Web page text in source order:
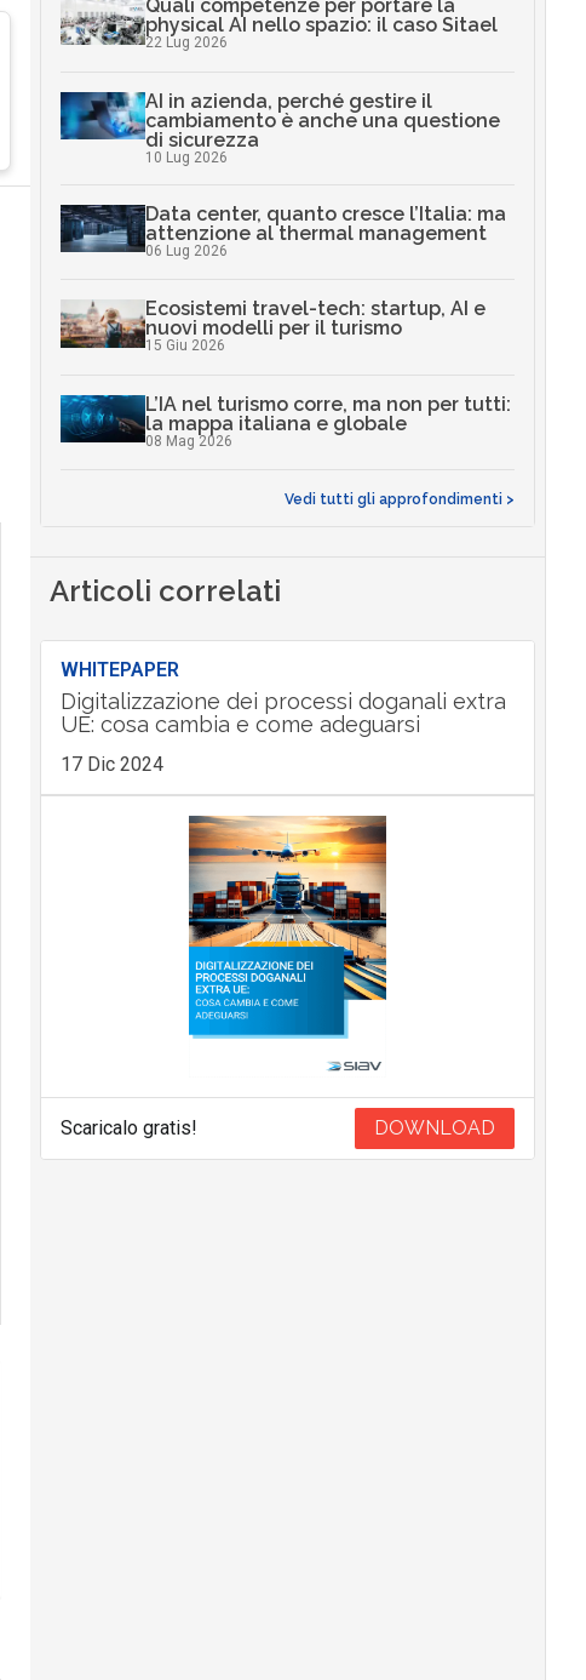
Quali competenze per portare la
physical AI nello spazio: il caso Sitael
22 Lug 2026
AI in azienda, perché gestire il
cambiamento è anche una questione
di sicurezza
10 Lug 2026
Data center, quanto cresce l’Italia: ma
attenzione al thermal management
06 Lug 2026
Ecosistemi travel-tech: startup, AI e
nuovi modelli per il turismo
15 Giu 2026
L’IA nel turismo corre, ma non per tutti:
la mappa italiana e globale
08 Mag 2026
Vedi tutti gli approfondimenti >
Articoli correlati
WHITEPAPER
Digitalizzazione dei processi doganali extra
UE: cosa cambia e come adeguarsi
17 Dic 2024
Scaricalo gratis! DOWNLOAD